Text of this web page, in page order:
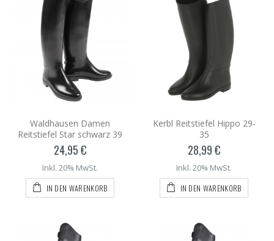
Waldhausen Damen
Reitstiefel Star schwarz 39
24,95 €
Inkl. 20% MwSt.
IN DEN WARENKORB
Kerbl Reitstiefel Hippo 29-
35
28,99 €
Inkl. 20% MwSt.
IN DEN WARENKORB